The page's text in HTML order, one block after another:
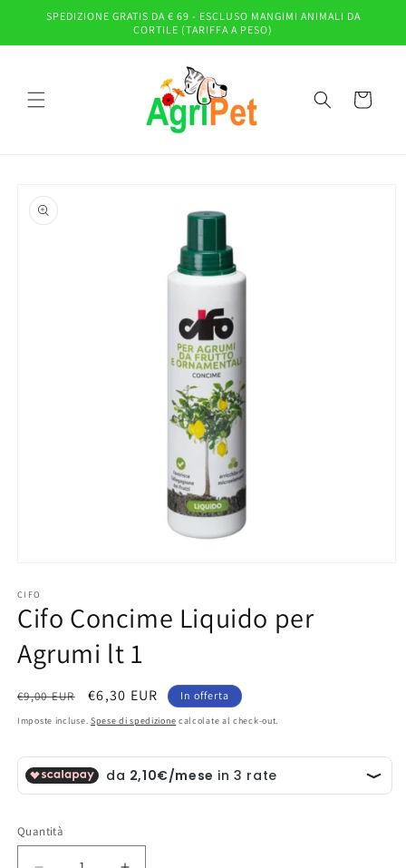
direttamente
SPEDIZIONE GRATIS DA € 69 - ESCLUSO MANGIMI ANIMALI DA
CORTILE (TARIFFA A PESO)
Carrello
informazioni
sul prodotto
multimediali
1
in
modale
CIFO
Cifo Concime Liquido per
Agrumi lt 1
Prezzo
di
€9,00 EUR
Prezzo
scontato
€6,30 EUR In offerta
Imposte incluse. Spese di spedizione calcolate al check-out.
Quantità
Quantità